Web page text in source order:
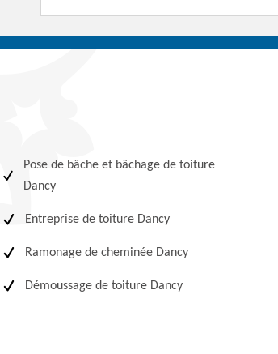
Pose de bâche et bâchage de toiture
Dancy
Entreprise de toiture Dancy
Ramonage de cheminée Dancy
Démoussage de toiture Dancy